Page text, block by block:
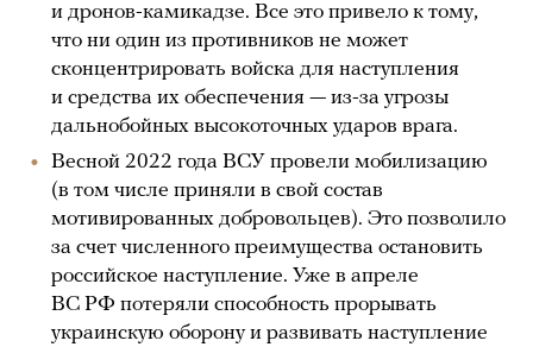
и дронов-камикадзе. Все это привело к тому,
что ни один из противников не может
сконцентрировать войска для наступления
и средства их обеспечения — из-за угрозы
дальнобойных высокоточных ударов врага.
Весной 2022 года ВСУ провели мобилизацию
(в том числе приняли в свой состав
мотивированных добровольцев). Это позволило
за счет численного преимущества остановить
российское наступление. Уже в апреле
ВС РФ потеряли способность прорывать
украинскую оборону и развивать наступление